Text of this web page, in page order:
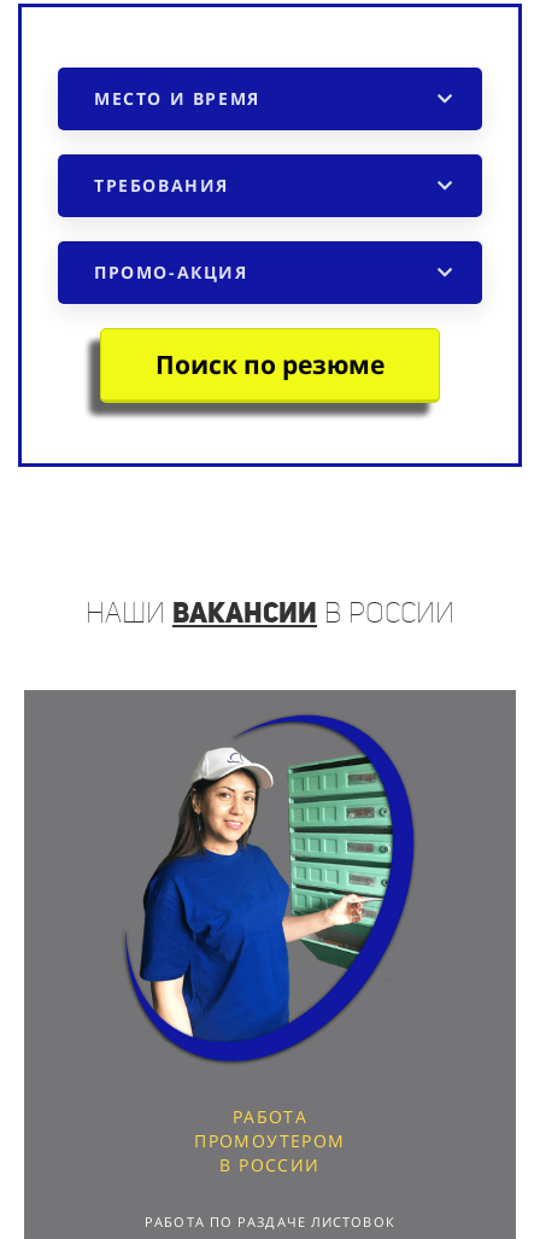
МЕСТО И ВРЕМЯ
ТРЕБОВАНИЯ
ПРОМО-АКЦИЯ
Поиск по резюме
наши вакансии в России
РАБОТА
ПРОМОУТЕРОМ
В РОССИИ
РАБОТА ПО РАЗДАЧЕ ЛИСТОВОК